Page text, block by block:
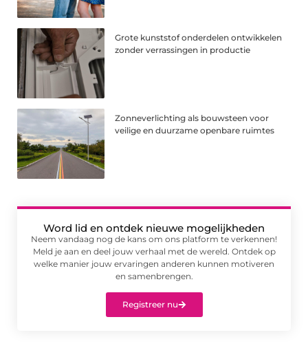
Grote kunststof onderdelen ontwikkelen
zonder verrassingen in productie
Zonneverlichting als bouwsteen voor
veilige en duurzame openbare ruimtes
Word lid en ontdek nieuwe mogelijkheden
Neem vandaag nog de kans om ons platform te verkennen!
Meld je aan en deel jouw verhaal met de wereld. Ontdek op
welke manier jouw ervaringen anderen kunnen motiveren
en samenbrengen.
Registreer nu